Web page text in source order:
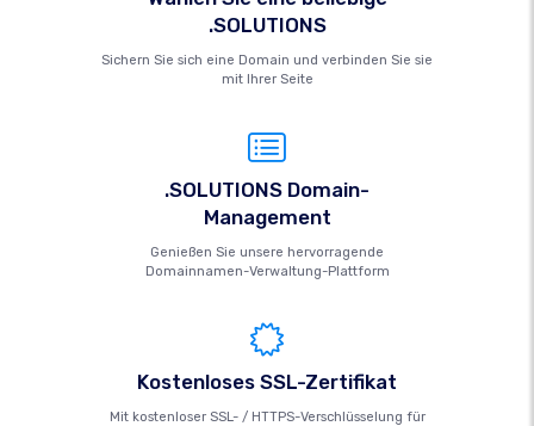
.SOLUTIONS
Sichern Sie sich eine Domain und verbinden Sie sie
mit Ihrer Seite
.SOLUTIONS Domain-
Management
Genießen Sie unsere hervorragende
Domainnamen-Verwaltung-Plattform
Kostenloses SSL-Zertifikat
Mit kostenloser SSL- / HTTPS-Verschlüsselung für